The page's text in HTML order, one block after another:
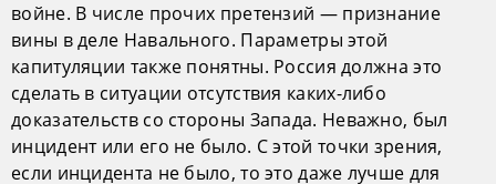
войне. В числе прочих претензий — признание
вины в деле Навального. Параметры этой
капитуляции также понятны. Россия должна это
сделать в ситуации отсутствия каких-либо
доказательств со стороны Запада. Неважно, был
инцидент или его не было. С этой точки зрения,
если инцидента не было, то это даже лучше для